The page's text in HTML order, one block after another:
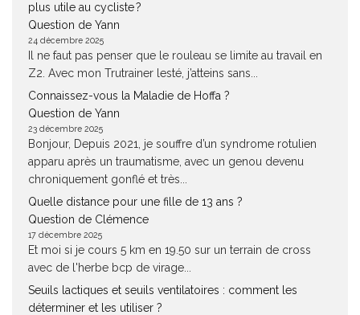
plus utile au cycliste ?
Question de Yann
24 décembre 2025
Il ne faut pas penser que le rouleau se limite au travail en
Z2. Avec mon Trutrainer lesté, j’atteins sans...
Connaissez-vous la Maladie de Hoffa ?
Question de Yann
23 décembre 2025
Bonjour, Depuis 2021, je souffre d’un syndrome rotulien
apparu après un traumatisme, avec un genou devenu
chroniquement gonflé et très...
Quelle distance pour une fille de 13 ans ?
Question de Clémence
17 décembre 2025
Et moi si je cours 5 km en 19.50 sur un terrain de cross
avec de l'herbe bcp de virage...
Seuils lactiques et seuils ventilatoires : comment les
déterminer et les utiliser ?